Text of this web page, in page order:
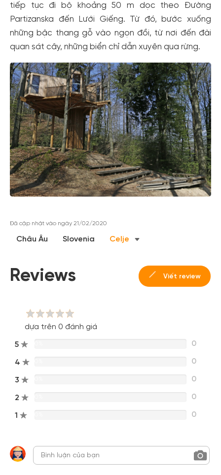
tiếp tục đi bộ khoảng 50 m dọc theo Đường
Partizanska đến Lưới Giếng. Từ đó, bước xuống
những bậc thang gỗ vào ngọn đồi, từ nơi đến đài
quan sát cây, những biển chỉ dẫn xuyên qua rừng.
Đã cập nhật vào ngày 21/02/2020
Châu Âu Slovenia Celje
Reviews Viết review
dựa trên 0 đánh giá
5 0
4 0
3 0
2 0
1 0